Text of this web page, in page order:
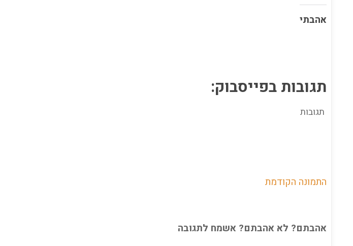
אהבתי
תגובות בפייסבוק:
תגובות
התמונה הקודמת
אהבתם? לא אהבתם? אשמח לתגובה